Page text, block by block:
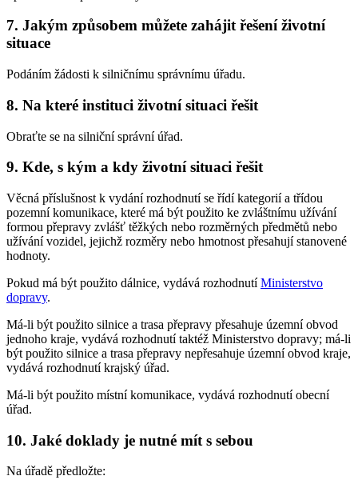
7. Jakým způsobem můžete zahájit řešení životní
situace
Podáním žádosti k silničnímu správnímu úřadu.
8. Na které instituci životní situaci řešit
Obraťte se na silniční správní úřad.
9. Kde, s kým a kdy životní situaci řešit
Věcná příslušnost k vydání rozhodnutí se řídí kategorií a třídou
pozemní komunikace, které má být použito ke zvláštnímu užívání
formou přepravy zvlášť těžkých nebo rozměrných předmětů nebo
užívání vozidel, jejichž rozměry nebo hmotnost přesahují stanovené
hodnoty.
Pokud má být použito dálnice, vydává rozhodnutíMinisterstvo
dopravy.
Má-li být použito silnice a trasa přepravy přesahuje územní obvod
jednoho kraje, vydává rozhodnutí taktéž Ministerstvo dopravy; má-li
být použito silnice a trasa přepravy nepřesahuje územní obvod kraje,
vydává rozhodnutí krajský úřad.
Má-li být použito místní komunikace, vydává rozhodnutí obecní
úřad.
10. Jaké doklady je nutné mít s sebou
Na úřadě předložte: